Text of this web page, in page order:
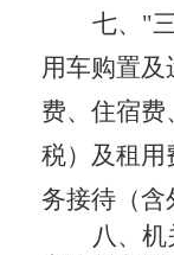
七、 "
用车购置
费、住宿
税）及租用
务接待（含
八、